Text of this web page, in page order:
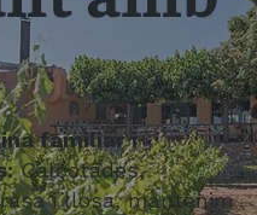
familiar i
Calçotades,
i llosa, mantenim